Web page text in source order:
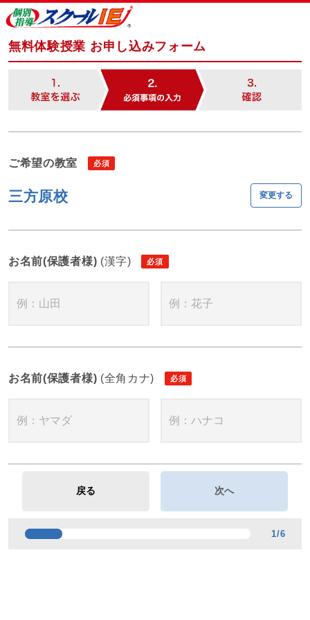
無料体験授業 お申し込みフォーム
ご希望の教室
三方原校 変更する
お名前(保護者様) (漢字)
お名前(保護者様) (全角カナ)
1/6